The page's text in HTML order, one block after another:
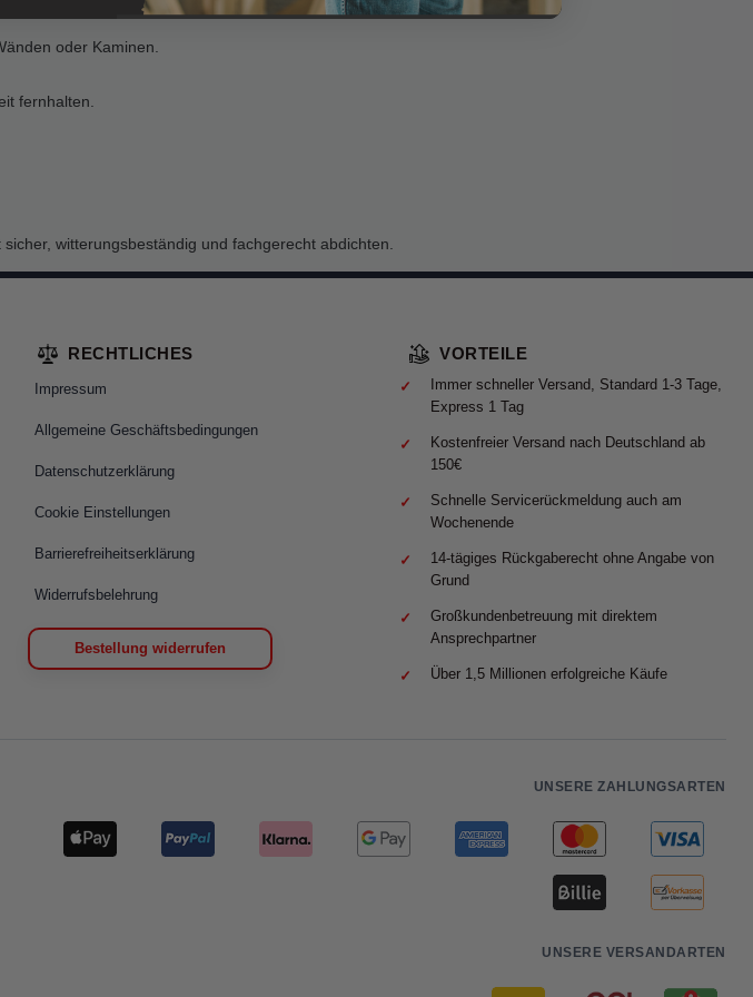
oder Kaminen.
fernhalten.
witterungsbeständig und fachgerecht abdichten.
RECHTLICHES
Impressum
Allgemeine Geschäftsbedingungen
Datenschutzerklärung
Cookie Einstellungen
Barrierefreiheitserklärung
Widerrufsbelehrung
Bestellung widerrufen
VORTEILE
Immer schneller Versand, Standard 1-3 Tage,
Express 1 Tag
Kostenfreier Versand nach Deutschland ab
150€
Schnelle Servicerückmeldung auch am
Wochenende
14-tägiges Rückgaberecht ohne Angabe von
Grund
Großkundenbetreuung mit direktem
Ansprechpartner
Über 1,5 Millionen erfolgreiche Käufe
UNSERE ZAHLUNGSARTEN
UNSERE VERSANDARTEN